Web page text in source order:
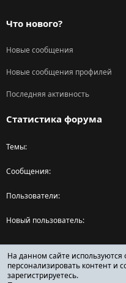
Что нового?
Новые сообщения
Новые сообщения профилей
Последняя активность
Статистика форума
Темы
Сообщения
Пользователи
Новый пользователь
Поделиться страницей
Facebook
X (Twitter)
Reddit
На данном сайте
персонализировать контент и
зарегистрируетесь.